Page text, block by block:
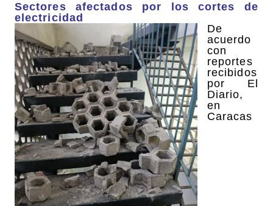
Sectores afectados por los cortes de
electricidad
De
acuerdo
con
reportes
recibidos
por El
Diario,
en
Caracas